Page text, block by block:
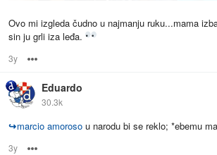
Ovo mi izgleda čudno u najmanju ruku...mama
sin ju grli iza leđa.
3y
Eduardo
30.3k
↪marcio amoroso u narodu bi se reklo; *ebemu
3y